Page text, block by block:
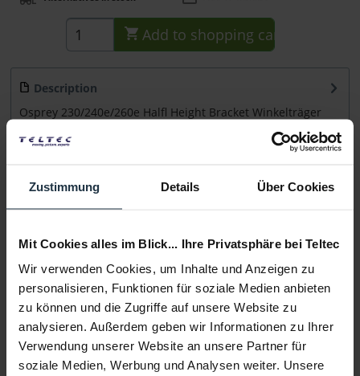
Zustimmung Details Über Cookies
Mit Cookies alles im Blick... Ihre Privatsphäre bei Teltec
Wir verwenden Cookies, um Inhalte und Anzeigen zu
personalisieren, Funktionen für soziale Medien anbieten
zu können und die Zugriffe auf unsere Website zu
analysieren. Außerdem geben wir Informationen zu Ihrer
Verwendung unserer Website an unsere Partner für
soziale Medien, Werbung und Analysen weiter. Unsere
Add to shopping cart
Description
Osprey 230/240e/260e Halfl Height Bracket Winkelträger
Manufacturer & Product Safety Information
Folgende Infos zum Hersteller sind verfübar...... more
More articles from +++ Osprey +++ look at